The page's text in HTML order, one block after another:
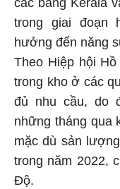
trong giai đoạn
hưởng đến năng
Theo Hiệp hội
trong kho ở các
đủ nhu cầu, do
những tháng qua
mặc dù sản
trong năm 2022,
Độ.